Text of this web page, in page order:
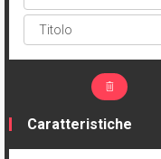
Caratteristiche